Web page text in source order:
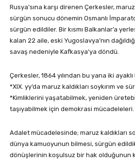
Rusya’sına karşı direnen Çerkesler, maruz
sürgün sonucu dönemin Osmanlı
sürgün edildiler. Bir kısmı Balkanlar’a
kalan 22 aile, eski Yugoslavya’nın
savaş nedeniyle Kafkasya’ya döndü.
Çerkesler, 1864 yılından bu yana iki
*XIX. yy’da maruz kaldıkları soykırım ve
*Kimliklerini yaşatabilmek, yeniden
taşıyabilmek için demokrasi mücadeleleri.
Adalet mücadelesinde; maruz kaldıkları
dünya kamuoyunun bilmesi, sürgün
dönüşlerinin koşulsuz bir hak olduğunun